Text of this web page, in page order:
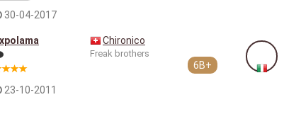
30-04-2017
23-10-2011
Chironico
Freak brothers
6B+